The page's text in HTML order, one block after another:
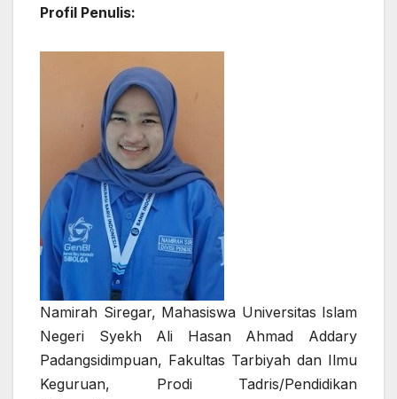
Profil Penulis:
Namirah Siregar, Mahasiswa Universitas Islam
Negeri Syekh Ali Hasan Ahmad Addary
Padangsidimpuan, Fakultas Tarbiyah dan Ilmu
Keguruan, Prodi Tadris/Pendidikan